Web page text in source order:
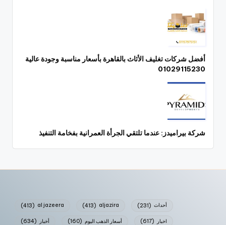
أفضل شركات تغليف الأثاث بالقاهرة بأسعار مناسبة وجودة عالية
01029115230
شركة بيراميدز: عندما تلتقي الجرأة العمرانية بفخامة التنفيذ
al jazeera
(413) aljazira
(413) أحداث (231)
أخبار (634) أسعار الذهب اليوم (160) اخبار (617)